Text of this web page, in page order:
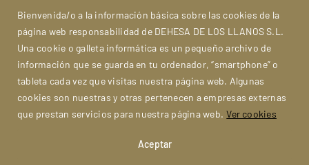
Bienvenida/o a la información básica sobre las cookies de la
página web responsabilidad de DEHESA DE LOS LLANOS S.L.
Una cookie o galleta informática es un pequeño archivo de
información que se guarda en tu ordenador, “smartphone” o
tableta cada vez que visitas nuestra página web. Algunas
cookies son nuestras y otras pertenecen a empresas externas
que prestan servicios para nuestra página web. Ver cookies
Aceptar
Aviso Legal
Política de privacidad
Mapa del Sitio